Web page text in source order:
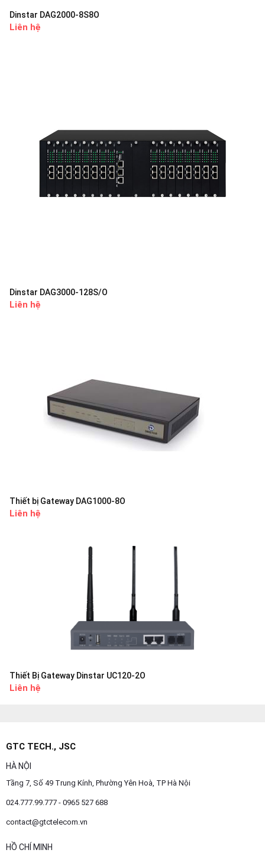
Dinstar DAG2000-8S8O
Liên hệ
Dinstar DAG3000-128S/O
Liên hệ
Thiết bị Gateway DAG1000-8O
Liên hệ
Thiết Bị Gateway Dinstar UC120-2O
Liên hệ
GTC TECH., JSC
HÀ NỘI
Tầng 7, Số 49 Trung Kính, Phường Yên Hoà, TP Hà Nội
024.777.99.777 - 0965 527 688
contact@gtctelecom.vn
HỒ CHÍ MINH